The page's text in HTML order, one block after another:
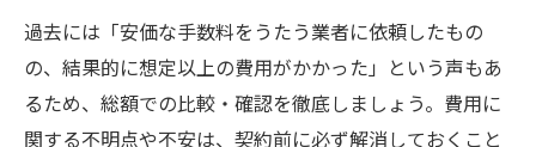
過去には「安価な手数料をうたう業者に依頼したもの
の、結果的に想定以上の費用がかかった」という声もあ
るため、総額での比較・確認を徹底しましょう。費用に
関する不明点や不安は、契約前に必ず解消しておくこと